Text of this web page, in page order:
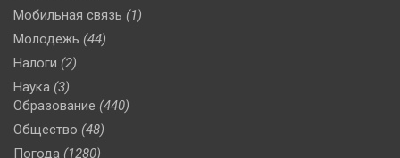
Мобильная связь (1)
Молодежь (44)
Налоги (2)
Наука (3)
Образование (440)
Общество (48)
Погода (1280)